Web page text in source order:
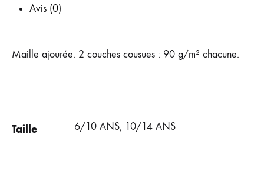
Avis (0)
Maille ajourée. 2 couches cousues : 90 g/m² chacune.
Taille 6/10 ANS, 10/14 ANS